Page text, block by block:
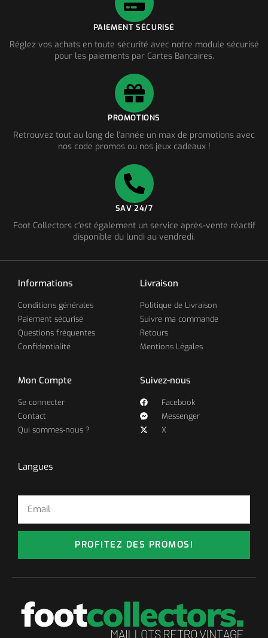
PAIEMENT SÉCURISÉ
Réglez vos achats en toute sécurité avec notre module sécurisé
pour les paiements par Cartes Bancaires.
PROMOTIONS
Retrouvez tout au long de l'année un max de promotions avec
nos code promos ou nos jeux cadeaux !
SAV 24/7
Foot Collectors c'est également un service après-vente réactif
disponible du lundi au vendredi.
Informations
Conditions générales
Paiement sécurisé
Questions fréquentes
Confidentialité
Livraison
Politique de Livraison
Suivre ma commande
Retours
Mentions Légales
Mon Compte
Se connecter
Contact
Qui sommes-nous ?
Suivez-nous
Facebook
Messenger
X
Langues
PROFITEZ DES PROMOS!